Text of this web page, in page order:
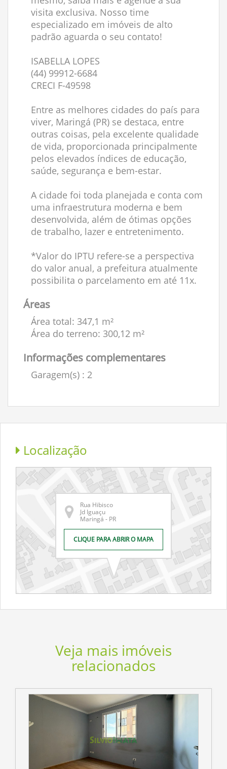
visita exclusiva. Nosso time
especializado em imóveis de alto
padrão aguarda o seu contato!
ISABELLA LOPES
(44) 99912-6684
CRECI F-49598
Entre as melhores cidades do país para
viver, Maringá (PR) se destaca, entre
outras coisas, pela excelente qualidade
de vida, proporcionada principalmente
pelos elevados índices de educação,
saúde, segurança e bem-estar.
A cidade foi toda planejada e conta com
uma infraestrutura moderna e bem
desenvolvida, além de ótimas opções
de trabalho, lazer e entretenimento.
*Valor do IPTU refere-se a perspectiva
do valor anual, a prefeitura atualmente
possibilita o parcelamento em até 11x.
Áreas
Área total: 347,1 m²
Área do terreno: 300,12 m²
Informações complementares
Garagem(s) : 2
Localização
Rua Hibisco
Jd Iguaçu
Maringá - PR
CLIQUE PARA ABRIR O MAPA
Veja mais imóveis
relacionados